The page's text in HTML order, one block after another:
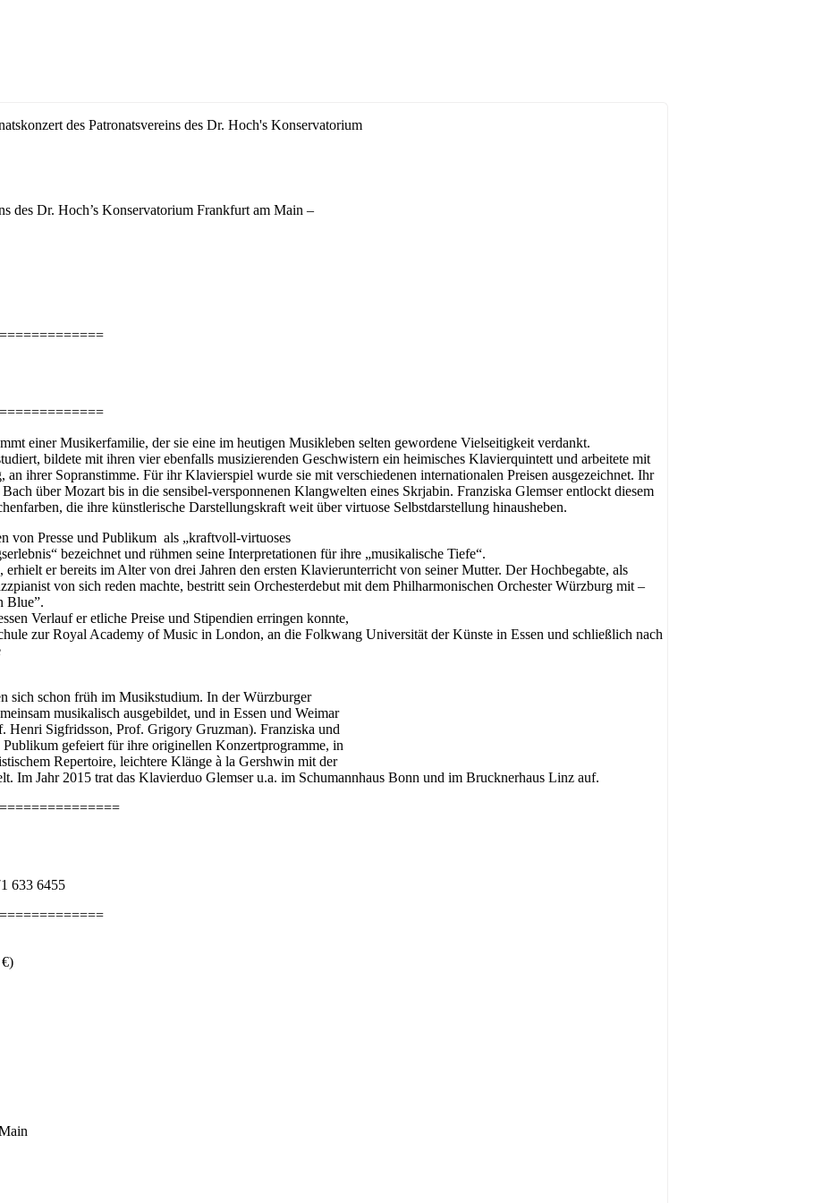
des Patronatsvereins des Dr. Hoch's Konservatorium
des Dr. Hoch’s Konservatorium Frankfurt am Main –
einer Musikerfamilie, der sie eine im heutigen Musikleben selten gewordene Vielseitigkeit verdankt.
bildete mit ihren vier ebenfalls musizierenden Geschwistern ein heimisches Klavierquintett und arbeitete mit
an ihrer Sopranstimme. Für ihr Klavierspiel wurde sie mit verschiedenen internationalen Preisen ausgezeichnet. Ihr
über Mozart bis in die sensibel-versponnenen Klangwelten eines Skrjabin. Franziska Glemser entlockt diesem
die ihre künstlerische Darstellungskraft weit über virtuose Selbstdarstellung hinausheben.
von Presse und Publikum als „kraftvoll-virtuoses
bezeichnet und rühmen seine Interpretationen für ihre „musikalische Tiefe“.
er bereits im Alter von drei Jahren den ersten Klavierunterricht von seiner Mutter. Der Hochbegabte, als
von sich reden machte, bestritt sein Orchesterdebut mit dem Philharmonischen Orchester Würzburg mit –
Blue”.
Verlauf er etliche Preise und Stipendien erringen konnte,
zur Royal Academy of Music in London, an die Folkwang Universität der Künste in Essen und schließlich nach
sich schon früh im Musikstudium. In der Würzburger
musikalisch ausgebildet, und in Essen und Weimar
Henri Sigfridsson, Prof. Grigory Gruzman). Franziska und
gefeiert für ihre originellen Konzertprogramme, in
Repertoire, leichtere Klänge à la Gershwin mit der
Im Jahr 2015 trat das Klavierduo Glemser u.a. im Schumannhaus Bonn und im Brucknerhaus Linz auf.
633 6455